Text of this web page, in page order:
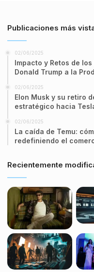
Publicaciones más
02/06/2025
Impacto y Retos de
Donald Trump a la
02/06/2025
Elon Musk y su retiro
estratégico hacia
02/06/2025
La caída de Temu:
redefiniendo el
Recientemente